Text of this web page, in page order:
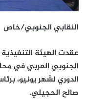
النقابي الجنوبي/خاص
عقدت الهيئة
الجنوبي العربي في
الدوري لشهر يونيو،
صالح الحجيلي.